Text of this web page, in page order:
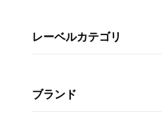
レーベルカテゴリ
ブランド